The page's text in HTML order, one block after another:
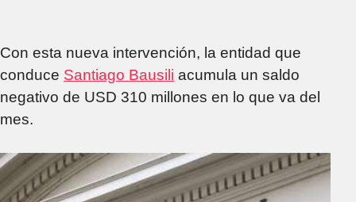
Con esta nueva intervención, la entidad que
conduce Santiago Bausili acumula un saldo
negativo de USD 310 millones en lo que va del
mes.